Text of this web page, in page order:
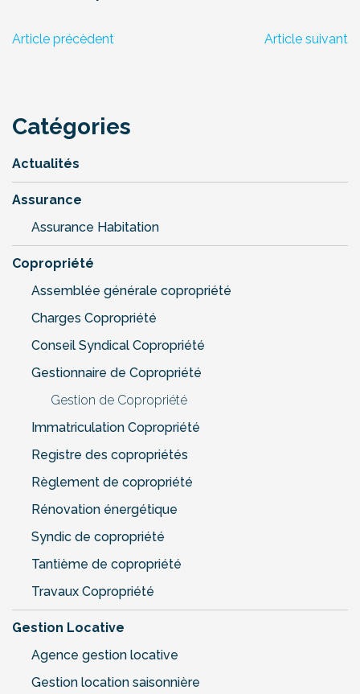
Article précèdent Article suivant
Catégories
Actualités
Assurance
Assurance Habitation
Copropriété
Assemblée générale copropriété
Charges Copropriété
Conseil Syndical Copropriété
Gestionnaire de Copropriété
Gestion de Copropriété
Immatriculation Copropriété
Registre des copropriétés
Règlement de copropriété
Rénovation énergétique
Syndic de copropriété
Tantième de copropriété
Travaux Copropriété
Gestion Locative
Agence gestion locative
Gestion location saisonnière